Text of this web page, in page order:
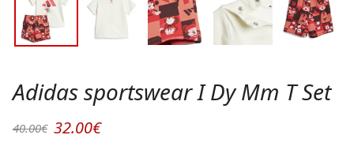
Adidas sportswear I Dy Mm T Set
40.00€ 32.00€